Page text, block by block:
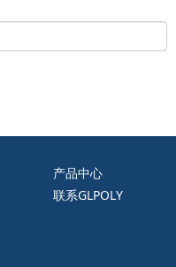
产品中心
联系GLPOLY